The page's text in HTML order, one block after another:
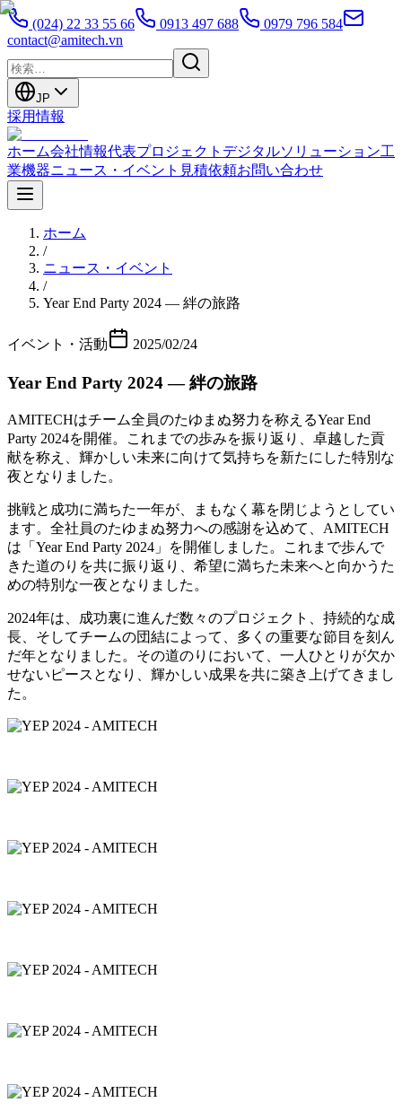
(024) 22 33 55 66 0913 497 688
0979 796 584
contact@amitech.vn
JP
採用情報
ホーム会社情報代表プロジェクト デジタルソリューション工
業機器ニュース・イベント 見積依頼お問い合わせ
ホーム
/
ニュース・イベント
/
Year End Party 2024 — 絆の旅路
イベント・活動 2025/02/24
Year End Party 2024 — 絆の旅路
AMITECHはチーム全員のたゆまぬ努力を称えるYear End
Party 2024を開催。これまでの歩みを振り返り、卓越した貢
献を称え、輝かしい未来に向けて気持ちを新たにした特別な
夜となりました。
挑戦と成功に満ちた一年が、まもなく幕を閉じようとしてい
ます。全社員のたゆまぬ努力への感謝を込めて、AMITECH
は「Year End Party 2024」を開催しました。これまで歩んで
きた道のりを共に振り返り、希望に満ちた未来へと向かうた
めの特別な一夜となりました。
2024年は、成功裏に進んだ数々のプロジェクト、持続的な成
長、そしてチームの団結によって、多くの重要な節目を刻ん
だ年となりました。その道のりにおいて、一人ひとりが欠か
せないピースとなり、輝かしい成果を共に築き上げてきまし
た。